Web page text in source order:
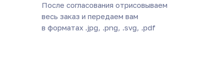
После согласования отрисовываем
весь заказ и передаем вам
в форматах .jpg, .png, .svg, .pdf